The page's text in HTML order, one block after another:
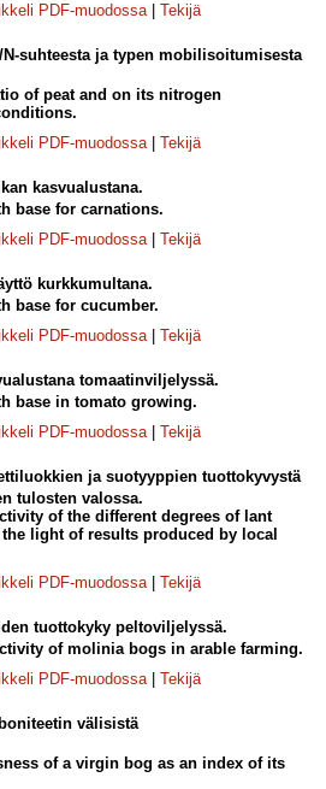
PDF-muodossa| Tekijä
N-suhteesta ja typen mobilisoitumisesta
of peat and on its nitrogen
PDF-muodossa| Tekijä
kasvualustana.
base for carnations.
PDF-muodossa| Tekijä
kurkkumultana.
base for cucumber.
PDF-muodossa| Tekijä
tomaatinviljelyssä.
base in tomato growing.
PDF-muodossa| Tekijä
ja suotyyppien tuottokyvystä
tulosten valossa.
of the different degrees of lant
light of results produced by local
PDF-muodossa| Tekijä
tuottokyky peltoviljelyssä.
of molinia bogs in arable farming.
PDF-muodossa| Tekijä
välisistä
of a virgin bog as an index of its